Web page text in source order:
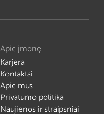
Apie įmonę
Karjera
Kontaktai
Apie mus
Privatumo politika
Naujienos ir straipsniai